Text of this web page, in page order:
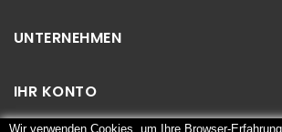
UNTERNEHMEN
IHR KONTO
Wir verwenden Cookies, um Ihre Browser-